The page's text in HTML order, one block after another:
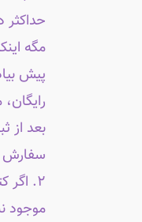
مگه
پیش
بعد از
۲. اگر
موجود